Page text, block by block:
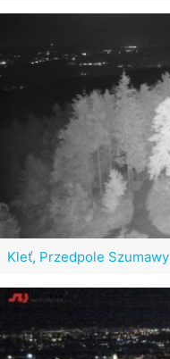
Kleť, Przedpole Szumawy